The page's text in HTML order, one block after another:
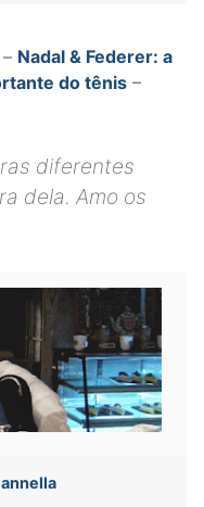
– Nadal & Federer: a
do tênis –
diferentes
dela. Amo os